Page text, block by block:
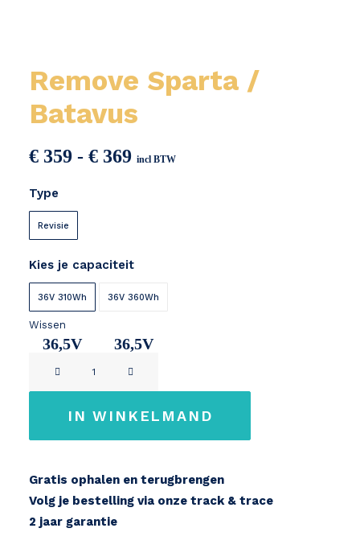
Remove Sparta /
Batavus
€ 359 - € 369Prijsklasse:
incl BTW
Type
Revisie
Kies je capaciteit
36V 310Wh
36,5V
36V 360Wh
36,5V
Wissen
Batavus
IN WINKELMAND
Gratis ophalen en terugbrengen
Volg je bestelling via onze track & trace
2 jaar garantie